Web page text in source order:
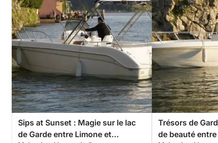
bienvenue, idéal pour commencer la soirée.
L'équipage, parlant couramment l'italien, l'anglais et
l'espagnol, sera à votre disposition pour répondre à
tous vos besoins et vous garantir une expérience
confortable et agréable. Profitez de la navigation
sous le ciel étoilé de Garde, en attendant le grand
feu d'artifice. Ce sera un moment de pure émotion,
avec les feux d'artifice se reflétant sur l'eau, créant
une atmosphère vraiment suggestive.
Sips at Sunset : Magie sur le lac
de Garde entre Limone et
Trésors de
de beauté